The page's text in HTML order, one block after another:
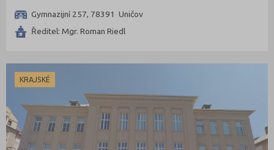
Gymnazijní 257, 78391 Uničov
Ředitel: Mgr. Roman Riedl
KRAJSKÉ